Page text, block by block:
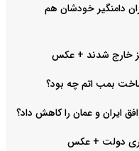
دامنگیر خودشان هم
بمب اتم چه بود؟
دولت + عکس